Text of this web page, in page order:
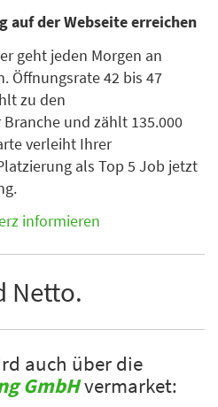
auf der Webseite erreichen
geht jeden Morgen an
Öffnungsrate 42 bis 47
zu den
und zählt 135.000
verleiht Ihrer
als Top 5 Job jetzt
informieren
Netto.
auch über die
GmbHvermarket: